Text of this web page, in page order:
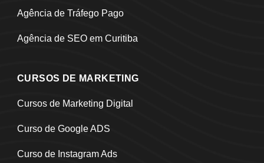
Agência de Tráfego Pago
Agência de SEO em Curitiba
CURSOS DE MARKETING
Cursos de Marketing Digital
Curso de Google ADS
Curso de Instagram Ads